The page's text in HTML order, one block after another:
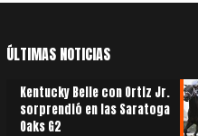
ÚLTIMAS NOTICIAS
Kentucky Belle con Ortiz Jr.
sorprendió en las Saratoga
Oaks G2